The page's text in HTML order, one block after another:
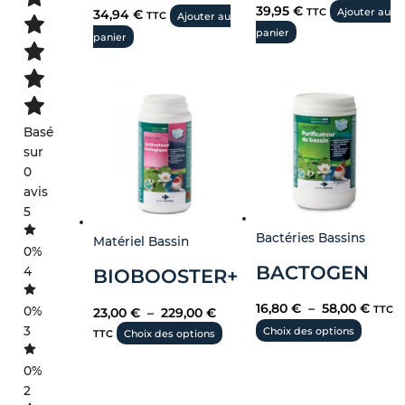
Basé
sur
0
avis
5
0%
4
0%
3
0%
2
34,94 € TTC
Ajouter au
panier
39,95 € TTC
Ajouter au
panier
Matériel Bassin
BIOBOOSTER+
23,00 € – 229,00 €
TTC Choix des options
Bactéries Bassins
BACTOGEN
16,80 € – 58,00 € TTC
Choix des options